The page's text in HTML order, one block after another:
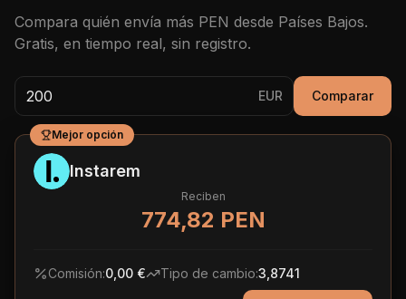
Compara quién envía más PEN desde Países Bajos.
Gratis, en tiempo real, sin registro.
EUR Comparar
Mejor opción
Instarem
Reciben
774,82 PEN
Comisión:0,00 € Tipo de cambio:3,8741